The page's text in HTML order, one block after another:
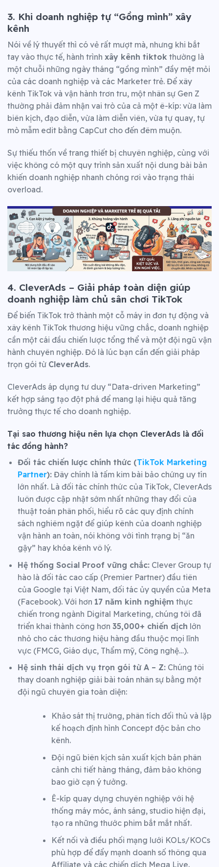
3. Khi doanh nghiệp tự “Gồng mình” xây
kênh
Nói về lý thuyết thì có vẻ rất mượt mà, nhưng khi bắt
tay vào thực tế, hành trình xây kênh tiktok thường là
một chuỗi những ngày tháng “gồng mình” đầy mệt mỏi
của các doanh nghiệp và các Marketer trẻ. Để xây
kênh TikTok và vận hành trơn tru, một nhân sự Gen Z
thường phải đảm nhận vai trò của cả một ê-kíp: vừa làm
biên kịch, đạo diễn, vừa làm diễn viên, vừa tự quay, tự
mò mẫm edit bằng CapCut cho đến đêm muộn.
Sự thiếu thốn về trang thiết bị chuyên nghiệp, cùng với
việc không có một quy trình sản xuất nội dung bài bản
khiến doanh nghiệp nhanh chóng rơi vào trạng thái
overload.
4. CleverAds – Giải pháp toàn diện giúp
doanh nghiệp làm chủ sân chơi TikTok
Để biến TikTok trở thành một cỗ máy in đơn tự động và
xây kênh TikTok thương hiệu vững chắc, doanh nghiệp
cần một cái đầu chiến lược tổng thể và một đội ngũ vận
hành chuyên nghiệp. Đó là lúc bạn cần đến giải pháp
trọn gói từ CleverAds.
CleverAds áp dụng tư duy “Data-driven Marketing”
kết hợp sáng tạo đột phá để mang lại hiệu quả tăng
trưởng thực tế cho doanh nghiệp.
Tại sao thương hiệu nên lựa chọn CleverAds là đối
tác đồng hành?
Đối tác chiến lược chính thức (TikTok Marketing
Partner):Đây chính là tấm kim bài bảo chứng uy tín
lớn nhất. Là đối tác chính thức của TikTok, CleverAds
luôn được cập nhật sớm nhất những thay đổi của
thuật toán phân phối, hiểu rõ các quy định chính
sách nghiêm ngặt để giúp kênh của doanh nghiệp
vận hành an toàn, nói không với tình trạng bị “ăn
gậy” hay khóa kênh vô lý.
Hệ thống Social Proof vững chắc:Clever Group tự
hào là đối tác cao cấp (Premier Partner) đầu tiên
của Google tại Việt Nam, đối tác ủy quyền của Meta
(Facebook). Với hơn 17 năm kinh nghiệm thực
chiến trong ngành Digital Marketing, chúng tôi đã
triển khai thành công hơn 35,000+ chiến dịch lớn
nhỏ cho các thương hiệu hàng đầu thuộc mọi lĩnh
vực (FMCG, Giáo dục, Thẩm mỹ, Công nghệ…).
Hệ sinh thái dịch vụ trọn gói từ A – Z:Chúng tôi
thay doanh nghiệp giải bài toán nhân sự bằng một
đội ngũ chuyên gia toàn diện:
Khảo sát thị trường, phân tích đối thủ và lập
kế hoạch định hình Concept độc bản cho
kênh.
Đội ngũ biên kịch sản xuất kịch bản phân
cảnh chi tiết hàng tháng, đảm bảo không
bao giờ cạn ý tưởng.
Ê-kíp quay dựng chuyên nghiệp với hệ
thống máy móc, ánh sáng, studio hiện đại,
tạo ra những thước phim bắt mắt nhất.
Kết nối và điều phối mạng lưới KOLs/KOCs
phù hợp để đẩy mạnh doanh số thông qua
Affiliate và các chiến dịch Mega Live.